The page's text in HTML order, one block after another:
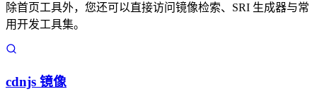
除首页工具外，您还可以直接访问镜像检索、SRI 生成器与常
用开发工具集。
cdnjs 镜像